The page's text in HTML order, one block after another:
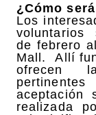
¿Cómo
Los
voluntarios
de febrero
Mall. Allí
ofrecen
aceptación
realizada